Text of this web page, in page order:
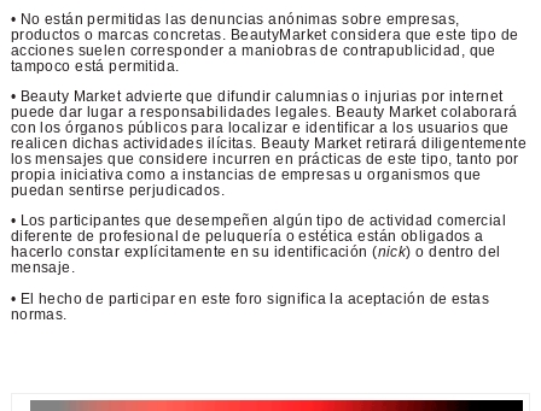
• No están permitidas las denuncias anónimas sobre empresas,
productos o marcas concretas. BeautyMarket considera que este tipo de
acciones suelen corresponder a maniobras de contrapublicidad, que
tampoco está permitida.
• Beauty Market advierte que difundir calumnias o injurias por internet
puede dar lugar a responsabilidades legales. Beauty Market colaborará
con los órganos públicos para localizar e identificar a los usuarios que
realicen dichas actividades ilícitas. Beauty Market retirará diligentemente
los mensajes que considere incurren en prácticas de este tipo, tanto por
propia iniciativa como a instancias de empresas u organismos que
puedan sentirse perjudicados.
• Los participantes que desempeñen algún tipo de actividad comercial
diferente de profesional de peluquería o estética están obligados a
hacerlo constar explícitamente en su identificación (nick) o dentro del
mensaje.
• El hecho de participar en este foro significa la aceptación de estas
normas.